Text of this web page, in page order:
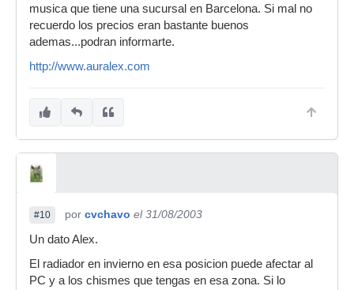
musica que tiene una sucursal en Barcelona. Si mal no
recuerdo los precios eran bastante buenos
ademas...podran informarte.
http://www.auralex.com
#10 por cvchavo el 31/08/2003
Un dato Alex.
El radiador en invierno en esa posicion puede afectar al
PC y a los chismes que tengas en esa zona. Si lo